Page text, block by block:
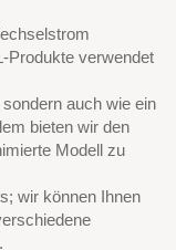
Produkte verwendet
auch wie ein
bieten wir den
Modell zu
wir können Ihnen